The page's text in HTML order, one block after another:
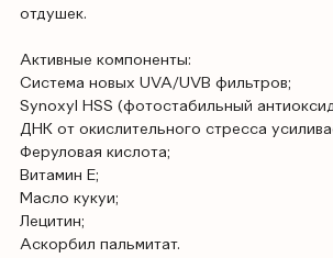
отдушек.
Активные компоненты:
Система новых UVA/UVB фильтров;
Synoxyl HSS (фотостабильный
ДНК от окислительного стресса
Феруловая кислота;
Витамин Е;
Масло кукуи;
Лецитин;
Аскорбил пальмитат.